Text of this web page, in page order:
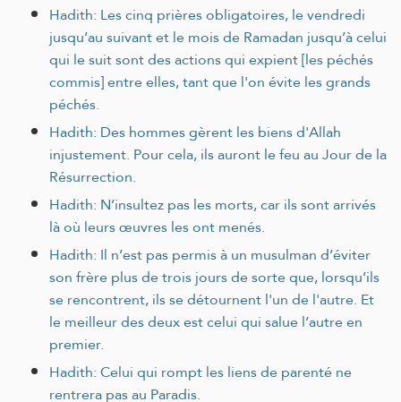
Hadith: Les cinq prières obligatoires, le vendredi
jusqu’au suivant et le mois de Ramadan jusqu’à celui
qui le suit sont des actions qui expient [les péchés
commis] entre elles, tant que l'on évite les grands
péchés.
Hadith: Des hommes gèrent les biens d'Allah
injustement. Pour cela, ils auront le feu au Jour de la
Résurrection.
Hadith: N’insultez pas les morts, car ils sont arrivés
là où leurs œuvres les ont menés.
Hadith: Il n’est pas permis à un musulman d’éviter
son frère plus de trois jours de sorte que, lorsqu’ils
se rencontrent, ils se détournent l'un de l'autre. Et
le meilleur des deux est celui qui salue l’autre en
premier.
Hadith: Celui qui rompt les liens de parenté ne
rentrera pas au Paradis.